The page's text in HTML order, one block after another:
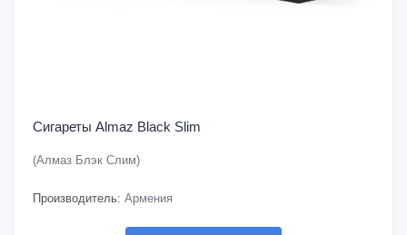
Сигареты Almaz Black Slim
(Алмаз Блэк Слим)
Производитель: Армения